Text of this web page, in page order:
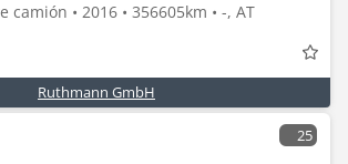
camión • 2016 • 356605km • -, AT
Ruthmann GmbH
25